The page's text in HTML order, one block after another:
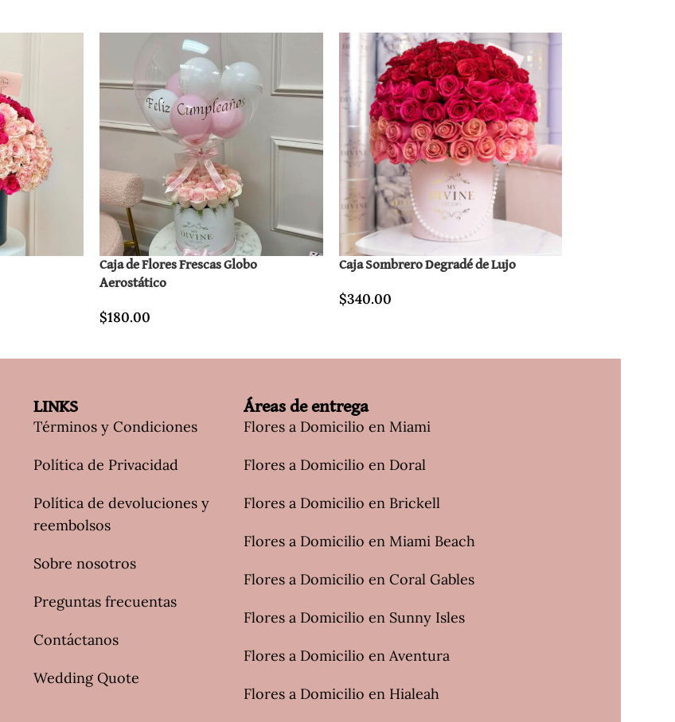
Caja de Flores Frescas Globo
Aerostático
$180.00
Caja Sombrero Degradé de Lujo
$340.00
LINKS
Términos y Condiciones
Política de Privacidad
Política de devoluciones y
reembolsos
Sobre nosotros
Preguntas frecuentas
Contáctanos
Wedding Quote
Áreas de entrega
Flores a Domicilio en Miami
Flores a Domicilio en Doral
Flores a Domicilio en Brickell
Flores a Domicilio en Miami Beach
Flores a Domicilio en Coral Gables
Flores a Domicilio en Sunny Isles
Flores a Domicilio en Aventura
Flores a Domicilio en Hialeah